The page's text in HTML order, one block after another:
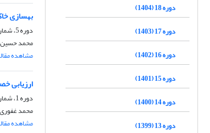
بهسازی
دوره 5، شماره 3 و 4، اسفند 1391، صفحه
محمد حسین
مشاهده
ارزیابی
دوره 1، شماره 2، شهریور 1387، صفحه
محمد
مشاهده
دوره 18 (1404)
دوره 17 (1403)
دوره 16 (1402)
دوره 15 (1401)
دوره 14 (1400)
دوره 13 (1399)